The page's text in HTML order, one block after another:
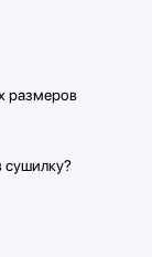
размеров
сушилку?